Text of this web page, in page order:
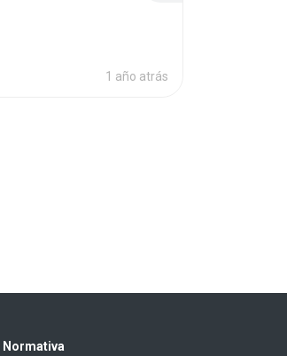
1 año atrás
Normativa